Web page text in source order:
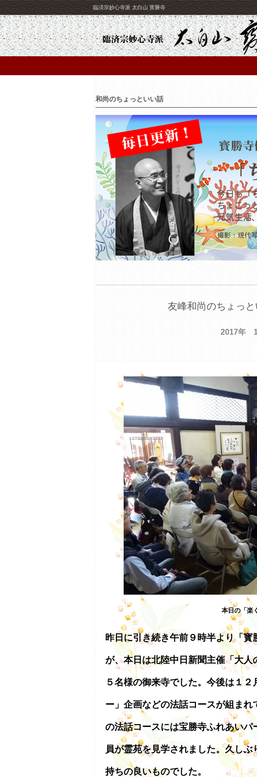
臨済宗妙心寺派 太白山 寳勝寺
和尚のちょっといい話
友峰和尚のちょっと
2017年
本日の「楽
昨日に引き続き午前９時半より「
が、本日は北陸中日新聞主催「大
５名様の御来寺でした。今後は１
ー」企画などの法話コースが組ま
の法話コースには宝勝寺ふれあい
員が霊苑を見学されました。久し
持ちの良いものでした。